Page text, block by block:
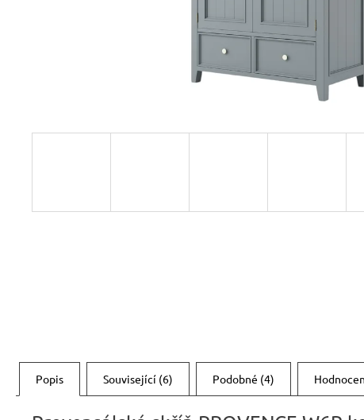
Popis Související (6) Podobné (4)